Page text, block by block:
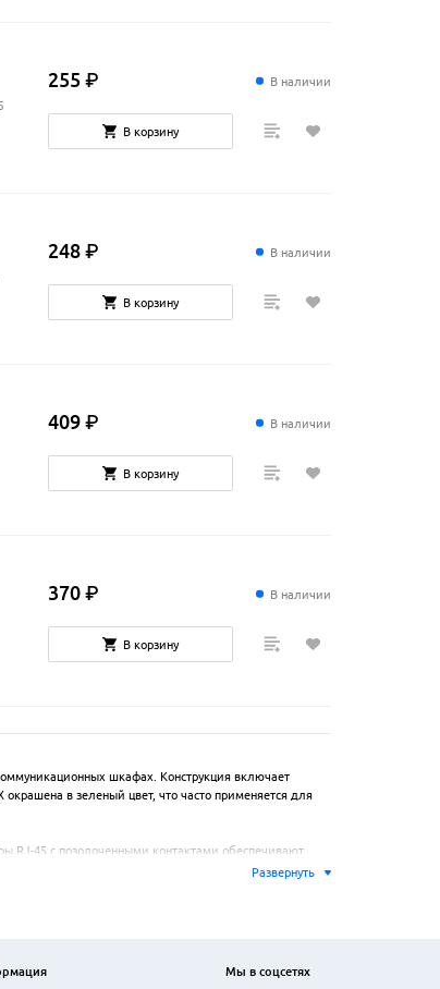
В наличии
255 ₽
В корзину
В наличии
248 ₽
В корзину
В наличии
409 ₽
В корзину
В наличии
370 ₽
В корзину
шкафах. Конструкция включает
в зеленый цвет, что часто применяется для
RJ-45 с позолоченными контактами обеспечивают
в пределах одной стойки. Совместимость с
Развернуть
Мы в соцсетях